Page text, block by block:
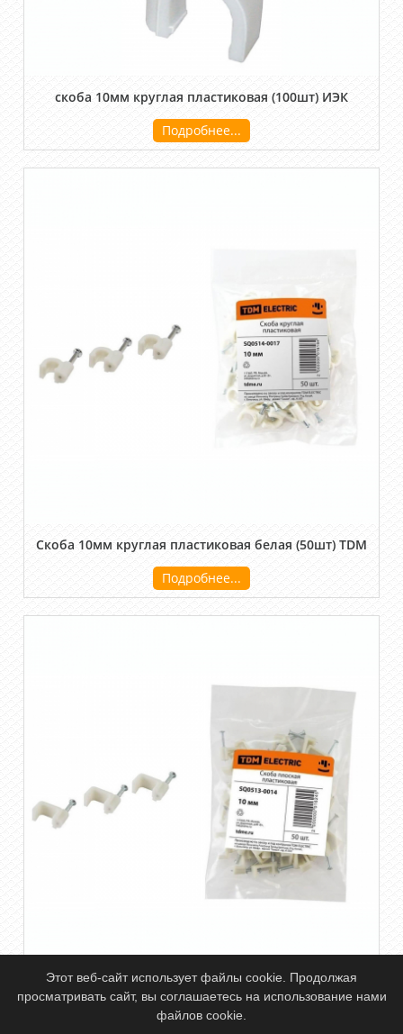
скоба 10мм круглая пластиковая (100шт) ИЭК
Подробнее...
Скоба 10мм круглая пластиковая белая (50шт) TDM
Подробнее...
Скоба 10мм плоская пластиковая (белая) (50шт)
Этот веб-сайт использует файлы cookie. Продолжая
просматривать сайт, вы соглашаетесь на использование нами
файлов cookie.